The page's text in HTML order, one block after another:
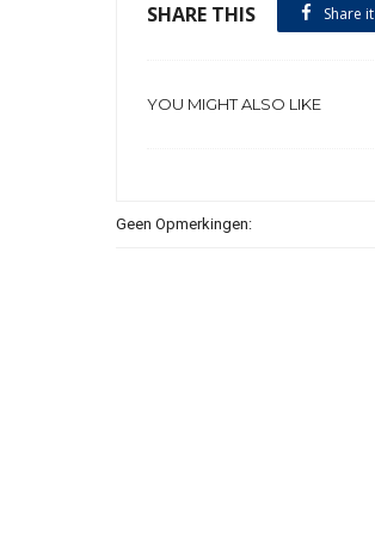
SHARE THIS Share it
YOU MIGHT ALSO LIKE
Geen Opmerkingen: